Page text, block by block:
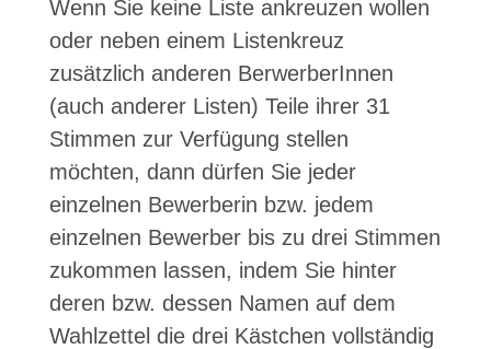
Wenn Sie keine Liste ankreuzen wollen
oder neben einem Listenkreuz
zusätzlich anderen BerwerberInnen
(auch anderer Listen) Teile ihrer 31
Stimmen zur Verfügung stellen
möchten, dann dürfen Sie jeder
einzelnen Bewerberin bzw. jedem
einzelnen Bewerber bis zu drei Stimmen
zukommen lassen, indem Sie hinter
deren bzw. dessen Namen auf dem
Wahlzettel die drei Kästchen vollständig